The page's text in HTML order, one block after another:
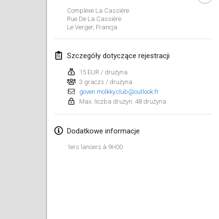
Complexe La Cassière
Rue De La Cassière
Le Verger, Francja
Szczegóły dotyczące rejestracji
15 EUR / drużyna
3 graczs / drużyna
goven.molkky.club@outlook.fr
Max. liczba drużyn: 48 drużyna
Dodatkowe informacje
1ers lancers à 9H00
luty 2023
4 lut 2023| Francja
SingeliDuppeli
4 lut 2023|Finlandia
11 lut 2023|Finlandia